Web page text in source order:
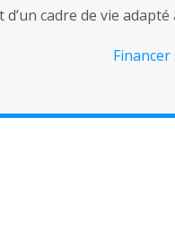
cadre de vie adapté